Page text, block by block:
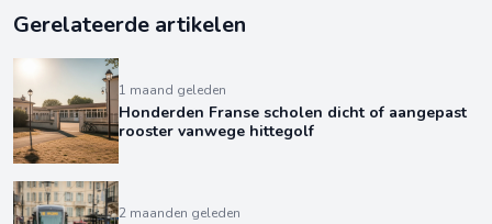
Gerelateerde artikelen
1 maand geleden
Honderden Franse scholen dicht of aangepast
rooster vanwege hittegolf
2 maanden geleden